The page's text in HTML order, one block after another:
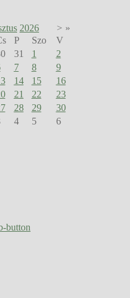
2026 > »
P Szo
V
31 1
2
7 8
9
14 15
16
21 22
23
28 29
30
4 5 6